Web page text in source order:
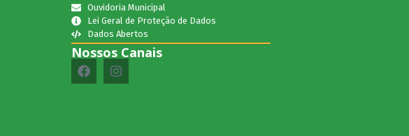
Ouvidoria Municipal
Lei Geral de Proteção de Dados
Dados Abertos
Nossos Canais